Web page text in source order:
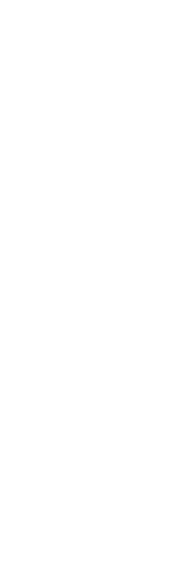
materials,
guidelines.
of digital
incorporated
proposals
classroom,
problem
strategic
especially
into the
scientific
meaningful